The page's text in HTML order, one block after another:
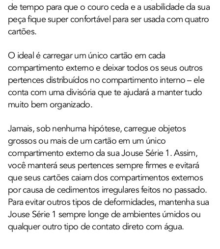
de tempo para que o couro ceda e a usabilidade da sua
peça fique super confortável para ser usada com quatro
cartões.
O ideal é carregar um único cartão em cada
compartimento externo e deixar todos os seus outros
pertences distribuídos no compartimento interno – ele
conta com uma divisória que te ajudará a manter tudo
muito bem organizado.
Jamais, sob nenhuma hipótese, carregue objetos
grossos ou mais de um cartão em um único
compartimento externo da sua Jouse Série 1. Assim,
você manterá seus pertences sempre firmes e evitará
que seus cartões caiam dos compartimentos externos
por causa de cedimentos irregulares feitos no passado.
Para evitar outros tipos de deformidades, mantenha sua
Jouse Série 1 sempre longe de ambientes úmidos ou
qualquer outro tipo de contato direto com água.